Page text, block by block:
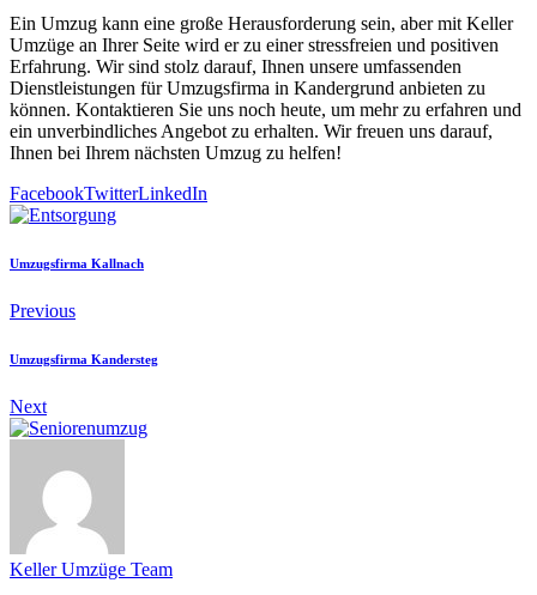
Ein Umzug kann eine große Herausforderung sein, aber mit Keller
Umzüge an Ihrer Seite wird er zu einer stressfreien und positiven
Erfahrung. Wir sind stolz darauf, Ihnen unsere umfassenden
Dienstleistungen für Umzugsfirma in Kandergrund anbieten zu
können. Kontaktieren Sie uns noch heute, um mehr zu erfahren und
ein unverbindliches Angebot zu erhalten. Wir freuen uns darauf,
Ihnen bei Ihrem nächsten Umzug zu helfen!
FacebookTwitterLinkedIn
Umzugsfirma Kallnach
Previous
Umzugsfirma Kandersteg
Next
Keller Umzüge Team